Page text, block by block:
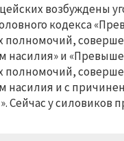
возбуждены
кодекса
полномочий,
насилия» и
полномочий,
насилия и с
Сейчас у силовиков